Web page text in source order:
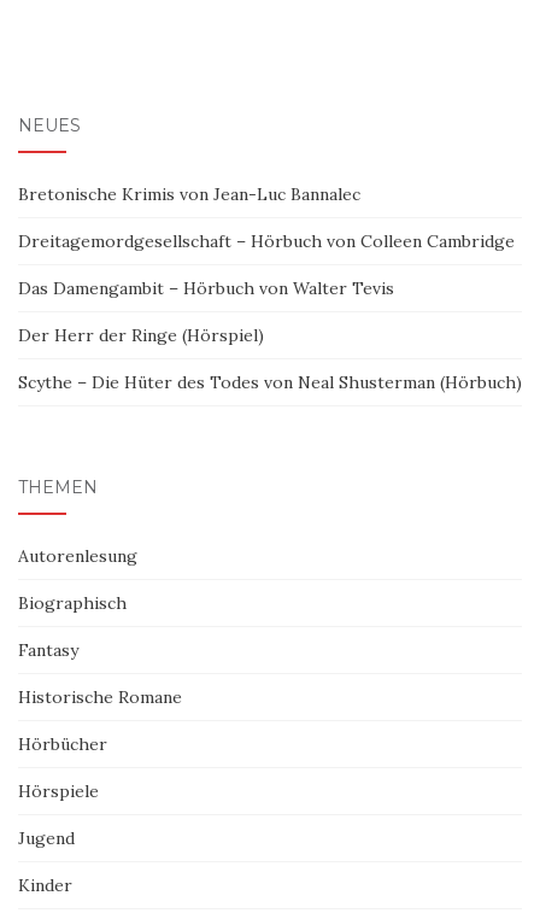
NEUES
Bretonische Krimis von Jean-Luc Bannalec
Dreitagemordgesellschaft – Hörbuch von Colleen Cambridge
Das Damengambit – Hörbuch von Walter Tevis
Der Herr der Ringe (Hörspiel)
Scythe – Die Hüter des Todes von Neal Shusterman (Hörbuch)
THEMEN
Autorenlesung
Biographisch
Fantasy
Historische Romane
Hörbücher
Hörspiele
Jugend
Kinder